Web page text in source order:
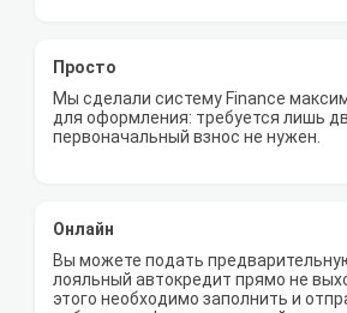
Просто
Мы сделали систему Finance
для оформления: требуется лишь
первоначальный взнос не нужен.
Онлайн
Вы можете подать
лояльный автокредит прямо не
этого необходимо заполнить и